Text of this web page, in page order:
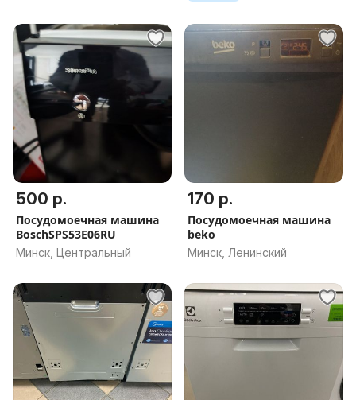
500 р.
Посудомоечная машина
BoschSPS53E06RU
Минск, Центральный
170 р.
Посудомоечная машина
beko
Минск, Ленинский